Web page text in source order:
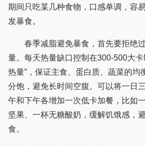
期间只吃某几种食物，口感单调，容
发暴食。
春季减脂避免暴食，首先要拒绝过
量。每天热量缺口控制在300-500大
热量”，保证主食、蛋白质、蔬菜的均
分饱，避免长时间空腹。可以将一日
午和下午各增加一次低卡加餐，比如
坚果、一杯无糖酸奶，缓解饥饿感，
食。